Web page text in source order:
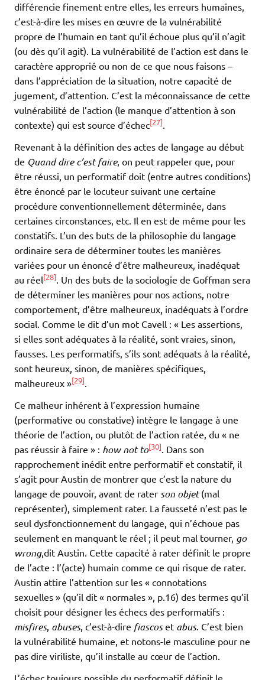
différencie finement entre elles, les erreurs humaines,
c’est-à-dire les mises en œuvre de la vulnérabilité
propre de l’humain en tant qu’il échoue plus qu’il n’agit
(ou dès qu’il agit). La vulnérabilité de l’action est dans le
caractère approprié ou non de ce que nous faisons –
dans l’appréciation de la situation, notre capacité de
jugement, d’attention. C’est la méconnaissance de cette
vulnérabilité de l’action (le manque d’attention à son
contexte) qui est source d’échec[27].
Revenant à la définition des actes de langage au début
de Quand dire c’est faire, on peut rappeler que, pour
être réussi, un performatif doit (entre autres conditions)
être énoncé par le locuteur suivant une certaine
procédure conventionnellement déterminée, dans
certaines circonstances, etc. Il en est de même pour les
constatifs. L’un des buts de la philosophie du langage
ordinaire sera de déterminer toutes les manières
variées pour un énoncé d’être malheureux, inadéquat
au réel[28]. Un des buts de la sociologie de Goffman sera
de déterminer les manières pour nos actions, notre
comportement, d’être malheureux, inadéquats à l’ordre
social. Comme le dit d’un mot Cavell : « Les assertions,
si elles sont adéquates à la réalité, sont vraies, sinon,
fausses. Les performatifs, s’ils sont adéquats à la réalité,
sont heureux, sinon, de manières spécifiques,
malheureux »[29].
Ce malheur inhérent à l’expression humaine
(performative ou constative) intègre le langage à une
théorie de l’action, ou plutôt de l’action ratée, du « ne
pas réussir à faire » : how not to[30]. Dans son
rapprochement inédit entre performatif et constatif, il
s’agit pour Austin de montrer que c’est la nature du
langage de pouvoir, avant de rater son objet(mal
représenter), simplement rater. La fausseté n’est pas le
seul dysfonctionnement du langage, qui n’échoue pas
seulement en manquant le réel ; il peut mal tourner, go
wrong,dit Austin. Cette capacité à rater définit le propre
de l’acte : l’(acte) humain comme ce qui risque de rater.
Austin attire l’attention sur les « connotations
sexuelles » (qu’il dit « normales », p.16) des termes qu’il
choisit pour désigner les échecs des performatifs :
misfires, abuses, c’est-à-dire fiascoset abus. C’est bien
la vulnérabilité humaine, et notons-le masculine pour ne
pas dire viriliste, qu’il installe au cœur de l’action.